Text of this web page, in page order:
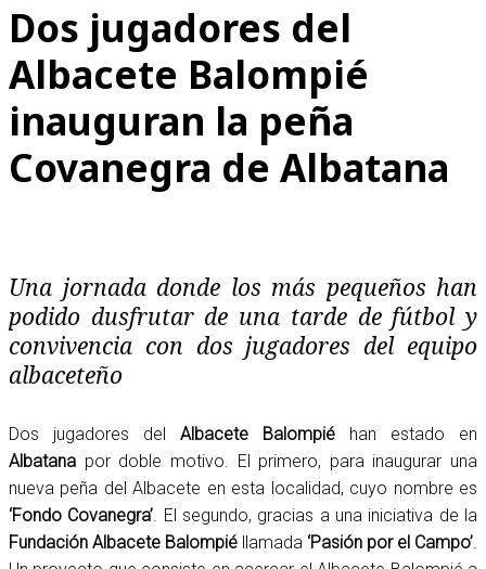
Dos jugadores del
Albacete Balompié
inauguran la peña
Covanegra de Albatana
Una jornada donde los más pequeños han
podido dusfrutar de una tarde de fútbol y
convivencia con dos jugadores del equipo
albaceteño
Dos jugadores del Albacete Balompié han estado en
Albatana por doble motivo. El primero, para inaugurar una
nueva peña del Albacete en esta localidad, cuyo nombre es
‘Fondo Covanegra’ . El segundo, gracias a una iniciativa de la
Fundación Albacete Balompié llamada ‘Pasión por el Campo’